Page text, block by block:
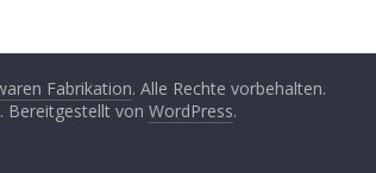
Fabrikation. Alle Rechte vorbehalten.
. Bereitgestellt von WordPress.